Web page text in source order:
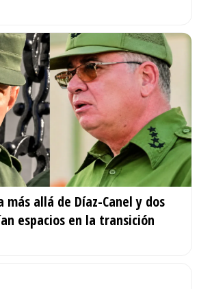
allá de Díaz-Canel y dos
espacios en la transición